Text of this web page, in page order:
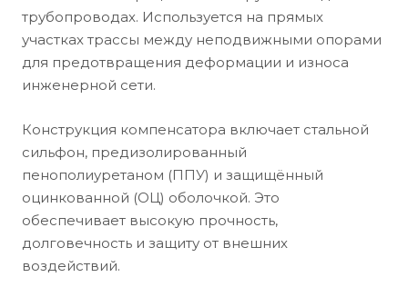
трубопроводах. Используется на прямых
участках трассы между неподвижными опорами
для предотвращения деформации и износа
инженерной сети.
Конструкция компенсатора включает стальной
сильфон, предизолированный
пенополиуретаном (ППУ) и защищённый
оцинкованной (ОЦ) оболочкой. Это
обеспечивает высокую прочность,
долговечность и защиту от внешних
воздействий.